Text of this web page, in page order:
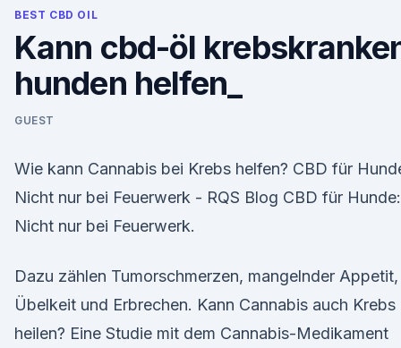
BEST CBD OIL
Kann cbd-öl
hunden helfen_
GUEST
Wie kann Cannabis bei Krebs helfen? CBD für
Nicht nur bei Feuerwerk - RQS Blog CBD für Hunde:
Nicht nur bei Feuerwerk.
Dazu zählen Tumorschmerzen, mangelnder Appetit,
Übelkeit und Erbrechen. Kann Cannabis auch Krebs
heilen? Eine Studie mit dem Cannabis-Medikament